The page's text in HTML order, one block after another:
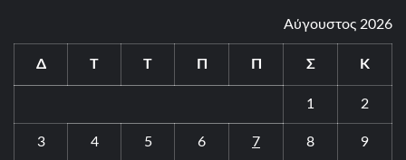
Αύγουστος 2026
Δ Τ Τ Π Π Σ Κ
1 2
3 4 5 6 7 8 9